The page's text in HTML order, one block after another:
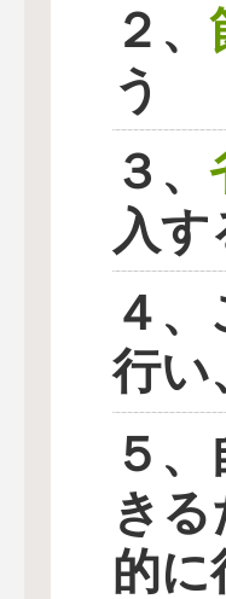
２、
う
３、
入
４
行い
５
き
的に